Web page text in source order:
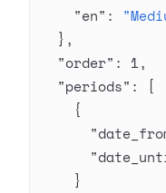
    "en"
:
  },
  "order"
: 1,
  "periods"
: [
    {
    }